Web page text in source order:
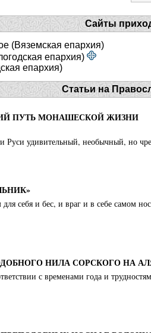
Сайты
(Вяземская епархия)
епархия)
епархия)
Статьи на
ПУТЬ МОНАШЕСКОЙ ЖИЗНИ
удивительный, необычный, но
себя и бес, и враг и в себе самом
НИЛА СОРСКОГО НА
с временами года и